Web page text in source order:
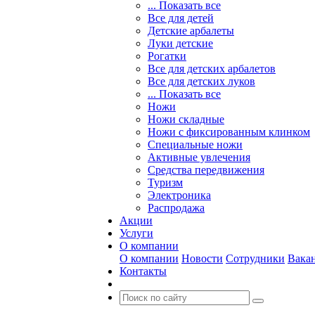
... Показать все
Все для детей
Детские арбалеты
Луки детские
Рогатки
Все для детских арбалетов
Все для детских луков
... Показать все
Ножи
Ножи складные
Ножи с фиксированным клинком
Специальные ножи
Активные увлечения
Средства передвижения
Туризм
Электроника
Распродажа
Акции
Услуги
О компании
О компании Новости Сотрудники
Контакты